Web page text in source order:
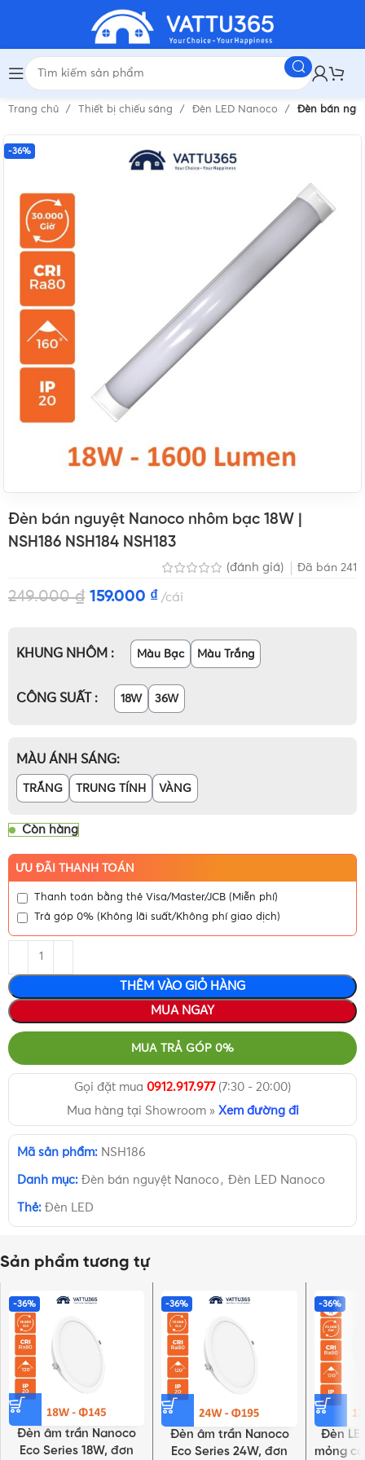
Trang chủ Thiết bị chiếu sáng Đèn LED Nanoco Đèn bán
-36%
Đèn bán nguyệt Nanoco nhôm bạc 18W |
NSH186 NSH184 NSH183
(đánh giá) Đã bán 241
249.000₫ 159.000 ₫ cái
KHUNG NHÔM Màu Bạc Màu Trắng
CÔNG SUẤT 18W 36W
MÀU ÁNH SÁNG
TRẮNG TRUNG TÍNH VÀNG
Còn hàng
ƯU ĐÃI THANH TOÁN
Thanh toán bằng thẻ Visa/Master/JCB (Miễn phí)
Trả góp 0% (Không lãi suất/Không phí giao dịch)
THÊM VÀO GIỎ HÀNG
MUA NGAY
MUA TRẢ GÓP 0%
Gọi đặt mua 0912.917.977(7:30 - 20:00)
Mua hàng tại Showroom » Xem đường đi
Mã sản phẩm: NSH186
Danh mục: Đèn bán nguyệt Nanoco , Đèn LED Nanoco
Thẻ: Đèn LED
Sản phẩm tương tự
-36%
Đèn âm trần Nanoco
Eco Series 18W, đơn
-36%
Đèn âm trần Nanoco
Eco Series 24W, đơn
-36%
Đèn
mỏng